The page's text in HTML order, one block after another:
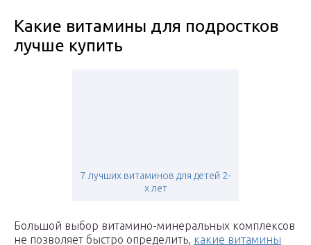
Какие витамины для подростков
лучше купить
7 лучших витаминов для детей 2-
х лет
Большой выбор витамино-минеральных комплексов
не позволяет быстро определить, какие витамины